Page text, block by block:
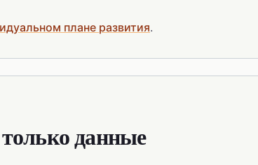
плане развития.
данные